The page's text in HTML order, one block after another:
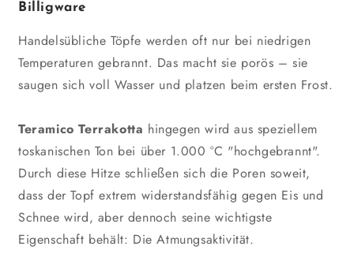
Billigware
Handelsübliche Töpfe werden oft nur bei niedrigen
Temperaturen gebrannt. Das macht sie porös – sie
saugen sich voll Wasser und platzen beim ersten Frost.
Teramico Terrakotta hingegen wird aus speziellem
toskanischen Ton bei über 1.000 °C "hochgebrannt".
Durch diese Hitze schließen sich die Poren soweit,
dass der Topf extrem widerstandsfähig gegen Eis und
Schnee wird, aber dennoch seine wichtigste
Eigenschaft behält: Die Atmungsaktivität.